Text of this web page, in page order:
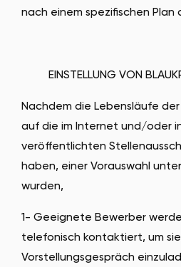
nach einem spezifischen Plan
EINSTELLUNG VON
Nachdem die Lebensläufe
auf die im Internet und/oder
veröffentlichten
haben, einer Vorauswahl
wurden,
1- Geeignete Bewerber
telefonisch kontaktiert, um
Vorstellungsgespräch